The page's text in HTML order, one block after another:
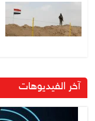
آخر الفيديوهات